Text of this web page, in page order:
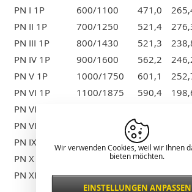
PN I 1P
600/1100 471,0
PN II 1P
700/1250 521,4
PN III 1P
800/1430 521,3
PN IV 1P
900/1600 562,2
PN V 1P
1000/1750 601,1
PN VI 1P
1100/1875 590,4
PN VII 1P
PN VIII 1P
650,2
PN IX 1P
1400/2200 759,1 206,6
PN X 1P
1500/2300 863,0
PN XI 1P
1600/2400 751,7
Wir verwenden Cookies, weil wir Ihnen
bieten möchten.
EINSTELLUNGEN ANPASSEN